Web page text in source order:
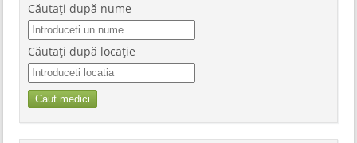
Căutați după nume
Căutați după locație